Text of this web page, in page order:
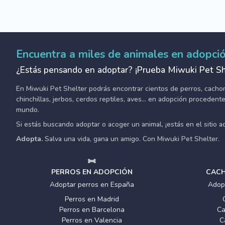
Encuentra a miles de animales en
¿Estás pensando en adoptar? ¡Prueba Miwuki Pet
En Miwuki Pet Shelter podrás encontrar cientos de perros,
chinchillas, jerbos, cerdos reptiles, aves... en adopción
mundo.
Si estás buscando adoptar o acoger un animal, ¡estás en el sitio
Adopta. Salva una vida, gana un amigo. Con Miwuki Pet Shelter.
PERROS EN ADOPCIÓN
Adoptar perros en España
Perros en Madrid
Perros en Barcelona
Perros en Valencia